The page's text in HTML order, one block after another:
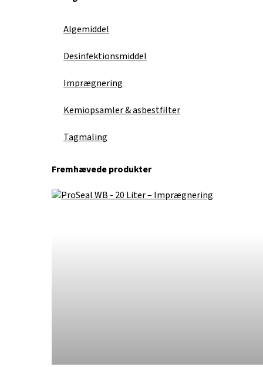
Algemiddel
Desinfektionsmiddel
Imprægnering
Kemiopsamler & asbestfilter
Tagmaling
Fremhævede produkter